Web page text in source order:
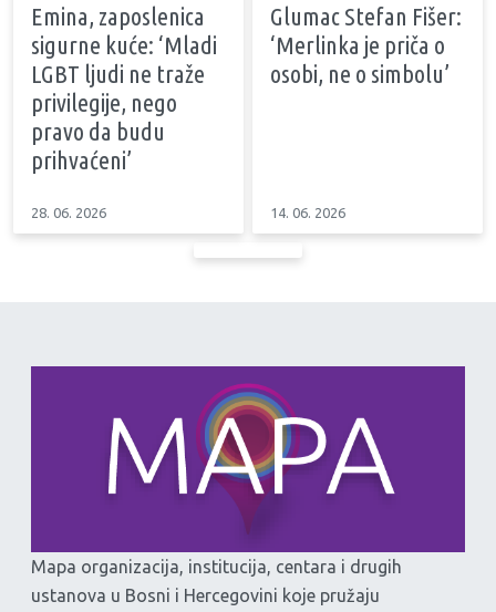
Emina, zaposlenica
sigurne kuće: ‘Mladi
LGBT ljudi ne traže
privilegije, nego
pravo da budu
prihvaćeni’
28. 06. 2026
Glumac Stefan Fišer:
‘Merlinka je priča o
osobi, ne o simbolu’
14. 06. 2026
Mapa organizacija, institucija, centara i drugih
ustanova u Bosni i Hercegovini koje pružaju